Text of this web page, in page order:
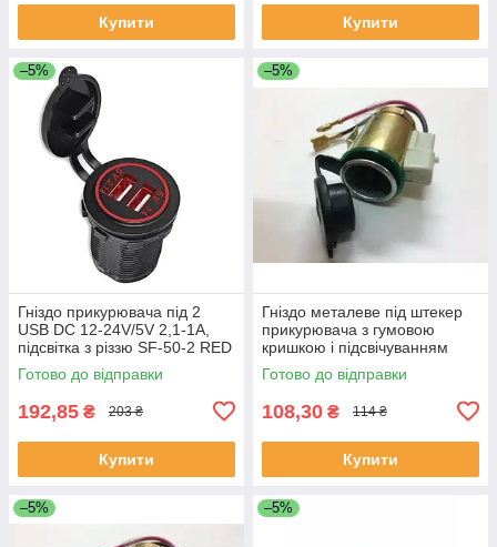
Купити Купити
–5%
Гніздо прикурювача під 2
USB DC 12-24V/5V 2,1-1A,
підсвітка з різзю SF-50-2 RED
Готово до відправки
192,85 ₴ 203 ₴
Купити
–5%
Гніздо металеве під штекер
прикурювача з гумовою
кришкою і підсвічуванням
AG-1018-1 Зелена
Готово до відправки
108,30 ₴ 114 ₴
Купити
–5% –5%